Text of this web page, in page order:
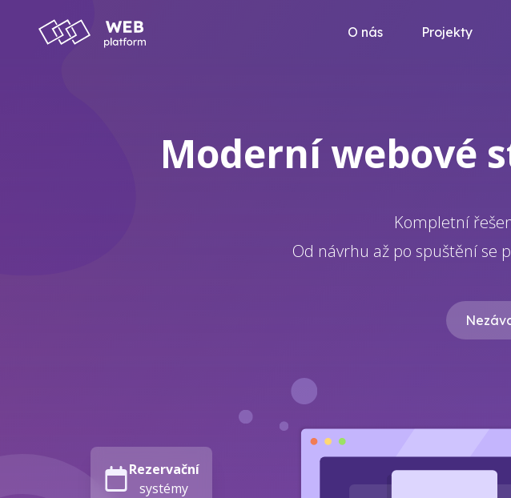
O nás Projekty
Moderní webové
Kompletní
Od návrhu až po spuštění se
Rezervační
systémy